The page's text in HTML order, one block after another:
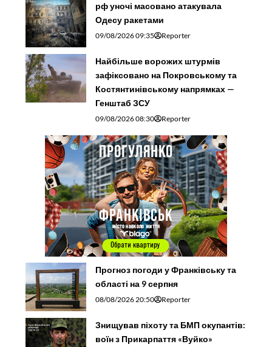
рф уночі масовано атакувала
Одесу ракетами
09/08/2026 09:35 Reporter
Найбільше ворожих штурмів
зафіксовано на Покровському та
Костянтинівському напрямках —
Генштаб ЗСУ
09/08/2026 08:30 Reporter
Прогноз погоди у Франківську та
області на 9 серпня
08/08/2026 20:50 Reporter
Знищував піхоту та БМП окупантів:
воїн з Прикарпаття «Вуйко»